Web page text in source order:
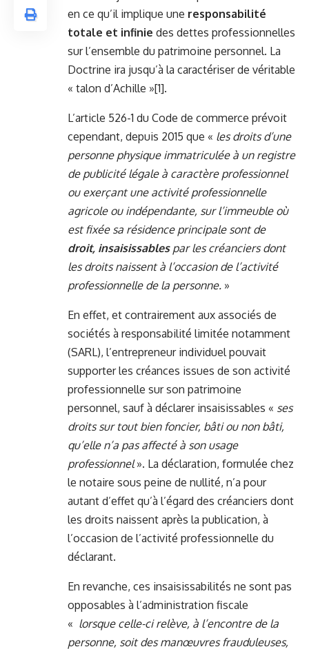
en ce qu’il implique une responsabilité
totale et infinie des dettes professionnelles
sur l’ensemble du patrimoine personnel. La
Doctrine ira jusqu’à la caractériser de véritable
« talon d’Achille »[1].
L’article 526-1 du Code de commerce prévoit
cependant, depuis 2015 que « les droits d’une
personne physique immatriculée à un registre
de publicité légale à caractère professionnel
ou exerçant une activité professionnelle
agricole ou indépendante, sur l’immeuble où
est fixée sa résidence principale sont de
droit, insaisissablespar les créanciers dont
les droits naissent à l’occasion de l’activité
professionnelle de la personne. »
En effet, et contrairement aux associés de
sociétés à responsabilité limitée notamment
(SARL), l’entrepreneur individuel pouvait
supporter les créances issues de son activité
professionnelle sur son patrimoine
personnel, sauf à déclarer insaisissables « ses
droits sur tout bien foncier, bâti ou non bâti,
qu’elle n’a pas affecté à son usage
professionnel». La déclaration, formulée chez
le notaire sous peine de nullité, n’a pour
autant d’effet qu’à l’égard des créanciers dont
les droits naissent après la publication, à
l’occasion de l’activité professionnelle du
déclarant.
En revanche, ces insaisissabilités ne sont pas
opposables à l’administration fiscale
« lorsque celle-ci relève, à l’encontre de la
personne, soit des manœuvres frauduleuses,